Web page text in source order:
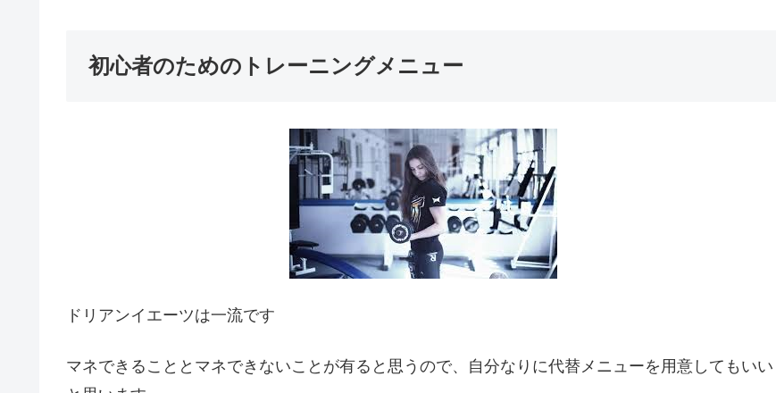
初心者のためのトレーニングメニュー
ドリアンイエーツは一流です
マネできることとマネできないことが有ると思うので、自分なりに代替メニューを用意してもいい